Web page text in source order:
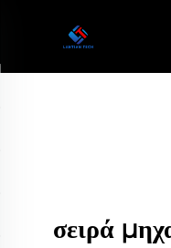
σειρά